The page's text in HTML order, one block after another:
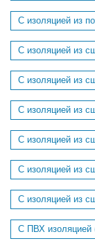
С изоляцией из
С изоляцией из
С изоляцией из
С изоляцией из
С изоляцией из
С изоляцией из
С изоляцией из
С ПВХ изоляцией